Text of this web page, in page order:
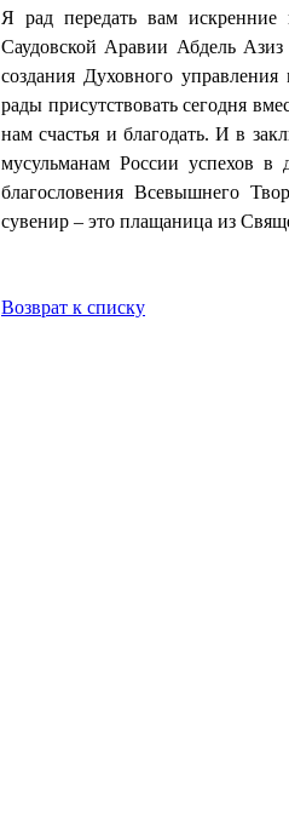
Я рад передать вам искренние
Саудовской Аравии Абдель
создания Духовного
рады присутствовать сегодня
нам счастья и благодать. И в
мусульманам России успехов
благословения Всевышнего
сувенир – это плащаница из
Возврат к списку